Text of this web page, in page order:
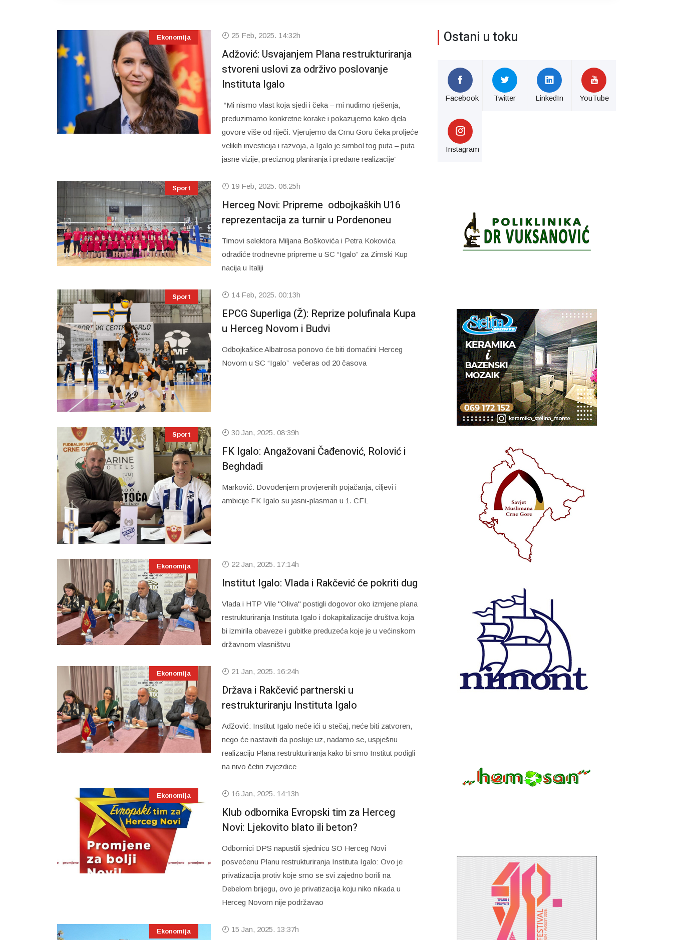
Ekonomija 25 Feb, 2025. 14:32h
Adžović: Usvajanjem Plana restrukturiranja
stvoreni uslovi za održivo poslovanje
Instituta Igalo
“Mi nismo vlast koja sjedi i čeka – mi nudimo rješenja,
preduzimamo konkretne korake i pokazujemo kako djela
govore više od riječi. Vjerujemo da Crnu Goru čeka proljeće
velikih investicija i razvoja, a Igalo je simbol tog puta – puta
jasne vizije, preciznog planiranja i predane realizacije”
Sport 19 Feb, 2025. 06:25h
Herceg Novi: Pripreme odbojkaških U16
reprezentacija za turnir u Pordenoneu
Timovi selektora Miljana Boškovića i Petra Kokovića
odradiće trodnevne pripreme u SC “Igalo” za Zimski Kup
nacija u Italiji
Sport 14 Feb, 2025. 00:13h
EPCG Superliga (Ž): Reprize polufinala Kupa
u Herceg Novom i Budvi
Odbojkašice Albatrosa ponovo će biti domaćini Herceg
Novom u SC “Igalo” večeras od 20 časova
Sport 30 Jan, 2025. 08:39h
FK Igalo: Angažovani Čađenović, Rolović i
Beghdadi
Marković: Dovođenjem provjerenih pojačanja, ciljevi i
ambicije FK Igalo su jasni-plasman u 1. CFL
Ekonomija 22 Jan, 2025. 17:14h
Institut Igalo: Vlada i Rakčević će pokriti dug
Vlada i HTP Vile "Oliva" postigli dogovor oko izmjene plana
restrukturiranja Instituta Igalo i dokapitalizacije društva koja
bi izmirila obaveze i gubitke preduzeća koje je u većinskom
državnom vlasništvu
Ekonomija 21 Jan, 2025. 16:24h
Država i Rakčević partnerski u
restrukturiranju Instituta Igalo
Adžović: Institut Igalo neće ići u stečaj, neće biti zatvoren,
nego će nastaviti da posluje uz, nadamo se, uspješnu
realizaciju Plana restrukturiranja kako bi smo Institut podigli
na nivo četiri zvjezdice
Ekonomija 16 Jan, 2025. 14:13h
Klub odbornika Evropski tim za Herceg
Novi: Ljekovito blato ili beton?
Odbornici DPS napustili sjednicu SO Herceg Novi
posvećenu Planu restrukturiranja Instituta Igalo: Ovo je
privatizacija protiv koje smo se svi zajedno borili na
Debelom brijegu, ovo je privatizacija koju niko nikada u
Herceg Novom nije podržavao
Ekonomija 15 Jan, 2025. 13:37h
Ostani u toku
Facebook Twitter LinkedIn YouTube
Instagram